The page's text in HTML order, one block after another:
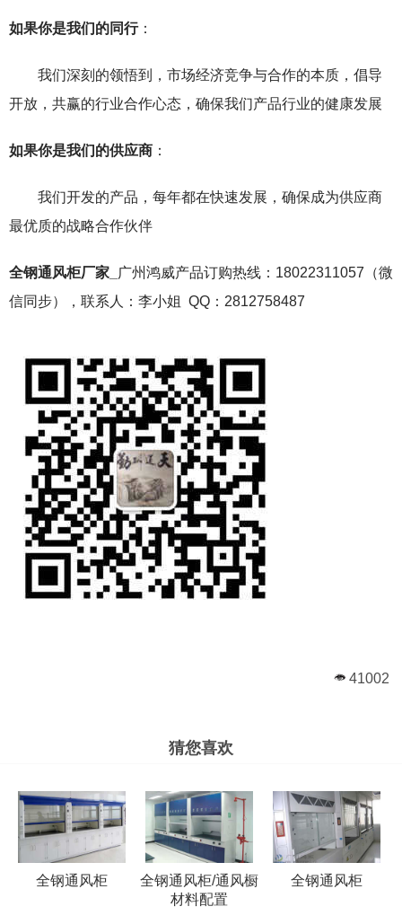
如果你是我们的同行：
我们深刻的领悟到，市场经济竞争与合作的本质，倡导
开放，共赢的行业合作心态，确保我们产品行业的健康发展
如果你是我们的供应商：
我们开发的产品，每年都在快速发展，确保成为供应商
最优质的战略合作伙伴
全钢通风柜厂家_
广州鸿威产品订购热线：18022311057（微
信同步），联系人：李小姐 QQ：2812758487
41002
猜您喜欢
全钢通风柜
全钢通风柜/通风橱
材料配置
全钢通风柜